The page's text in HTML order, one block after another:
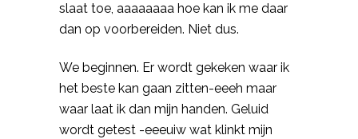
slaat toe, aaaaaaaa hoe kan ik me daar
dan op voorbereiden. Niet dus.
We beginnen. Er wordt gekeken waar ik
het beste kan gaan zitten-eeeh maar
waar laat ik dan mijn handen. Geluid
wordt getest -eeeuiw wat klinkt mijn